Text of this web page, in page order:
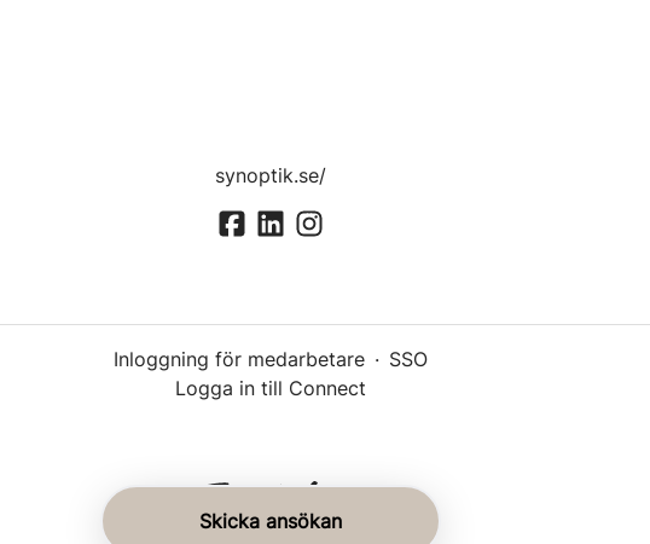
Skicka ansökan
synoptik.se/
Inloggning för medarbetare · SSO
Logga in till Connect
Rekryteringsverktygfrån Teamtailor